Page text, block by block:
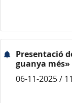
Presentació
guanya
06-11-2025 /